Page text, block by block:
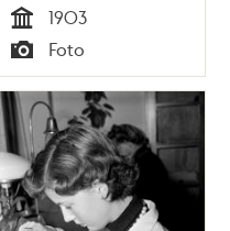
Tid
1903
Typ
Foto